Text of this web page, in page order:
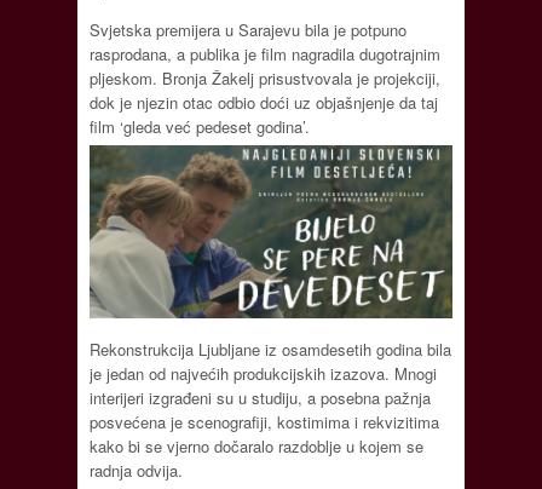
Svjetska premijera u Sarajevu bila je potpuno
rasprodana, a publika je film nagradila dugotrajnim
pljeskom. Bronja Žakelj prisustvovala je projekciji,
dok je njezin otac odbio doći uz objašnjenje da taj
film ‘gleda već pedeset godina’.
Rekonstrukcija Ljubljane iz osamdesetih godina bila
je jedan od najvećih produkcijskih izazova. Mnogi
interijeri izgrađeni su u studiju, a posebna pažnja
posvećena je scenografiji, kostimima i rekvizitima
kako bi se vjerno dočaralo razdoblje u kojem se
radnja odvija.